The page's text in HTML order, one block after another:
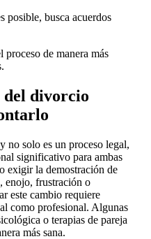
posible, busca acuerdos
proceso de manera más
del divorcio
no solo es un proceso legal,
significativo para ambas
exigir la demostración de
enojo, frustración o
este cambio requiere
como profesional. Algunas
o terapias de pareja
más sana.